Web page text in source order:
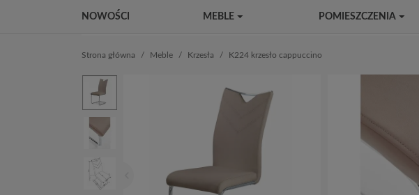
NOWOŚCI MEBLE POMIESZCZENIA
Strona główna Meble Krzesła K224 krzesło cappuccino